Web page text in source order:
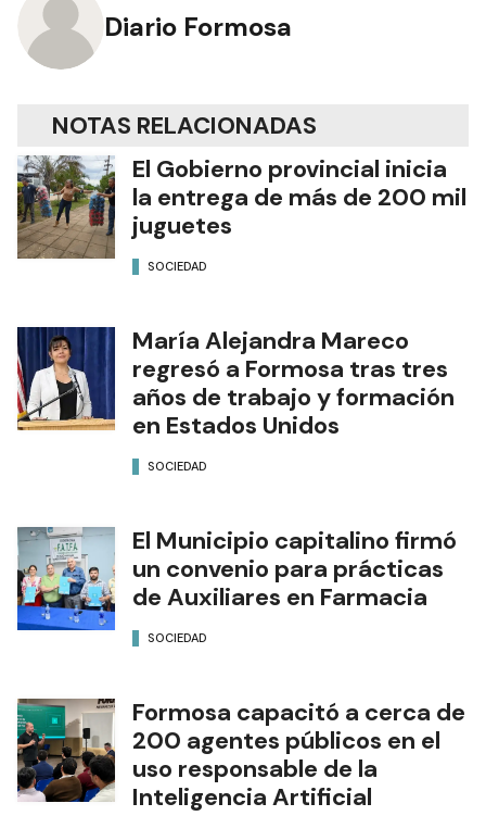
Diario Formosa
NOTAS RELACIONADAS
El Gobierno provincial inicia
la entrega de más de 200 mil
juguetes
SOCIEDAD
María Alejandra Mareco
regresó a Formosa tras tres
años de trabajo y formación
en Estados Unidos
SOCIEDAD
El Municipio capitalino firmó
un convenio para prácticas
de Auxiliares en Farmacia
SOCIEDAD
Formosa capacitó a cerca de
200 agentes públicos en el
uso responsable de la
Inteligencia Artificial